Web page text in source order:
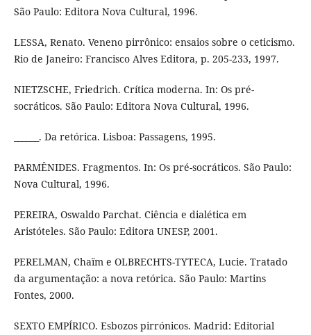
São Paulo: Editora Nova Cultural, 1996.
LESSA, Renato. Veneno pirrônico: ensaios sobre o ceticismo.
Rio de Janeiro: Francisco Alves Editora, p. 205-233, 1997.
NIETZSCHE, Friedrich. Crítica moderna. In: Os pré-
socráticos. São Paulo: Editora Nova Cultural, 1996.
______. Da retórica. Lisboa: Passagens, 1995.
PARMÊNIDES. Fragmentos. In: Os pré-socráticos. São Paulo:
Nova Cultural, 1996.
PEREIRA, Oswaldo Parchat. Ciência e dialética em
Aristóteles. São Paulo: Editora UNESP, 2001.
PERELMAN, Chaïm e OLBRECHTS-TYTECA, Lucie. Tratado
da argumentação: a nova retórica. São Paulo: Martins
Fontes, 2000.
SEXTO EMPÍRICO. Esbozos pirrónicos. Madrid: Editorial